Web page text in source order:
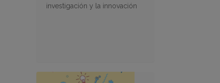
investigación y la innovación